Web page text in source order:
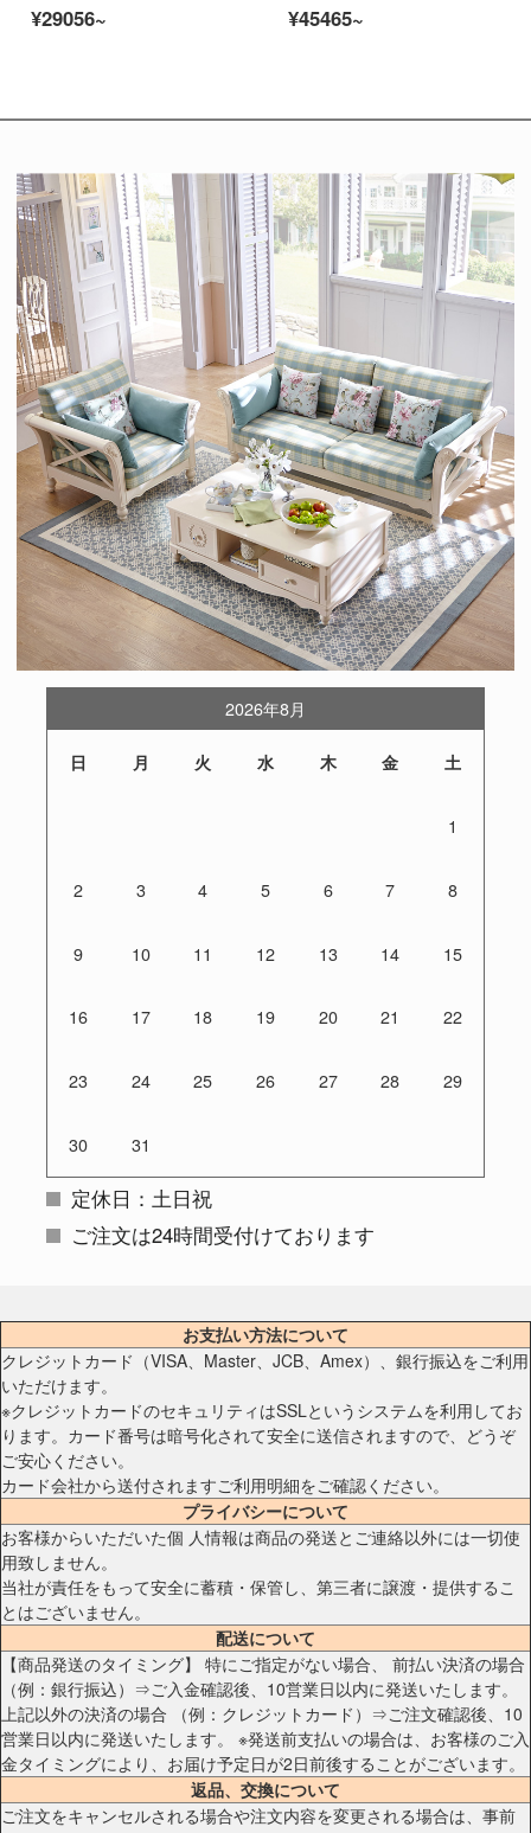
¥29056~
¥45465~
2026年8月
日 月 火 水 木 金 土
1
2 3 4 5 6 7 8
9 10 11 12 13 14 15
16 17 18 19 20 21 22
23 24 25 26 27 28 29
30 31
定休日：土日祝
ご注文は24時間受付けております
お支払い方法について
クレジットカード（VISA、Master、JCB、Amex）、銀行振込をご利用
いただけます。
※クレジットカードのセキュリティはSSLというシステムを利用してお
ります。カード番号は暗号化されて安全に送信されますので、どうぞ
ご安心ください。
カード会社から送付されますご利用明細をご確認ください。
プライバシーについて
お客様からいただいた個 人情報は商品の発送とご連絡以外には一切使
用致しません。
当社が責任をもって安全に蓄積・保管し、第三者に譲渡・提供するこ
とはございません。
配送について
【商品発送のタイミング】 特にご指定がない場合、 前払い決済の場合
（例：銀行振込）⇒ご入金確認後、10営業日以内に発送いたします。
上記以外の決済の場合 （例：クレジットカード）⇒ご注文確認後、10
営業日以内に発送いたします。 ※発送前支払いの場合は、お客様のご入
金タイミングにより、お届け予定日が2日前後することがございます。
返品、交換について
ご注文をキャンセルされる場合や注文内容を変更される場合は、事前